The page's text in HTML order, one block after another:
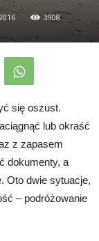
3908
się oszust.
lub okraść
z zapasem
dokumenty, a
Oto dwie sytuacje,
– podróżowanie